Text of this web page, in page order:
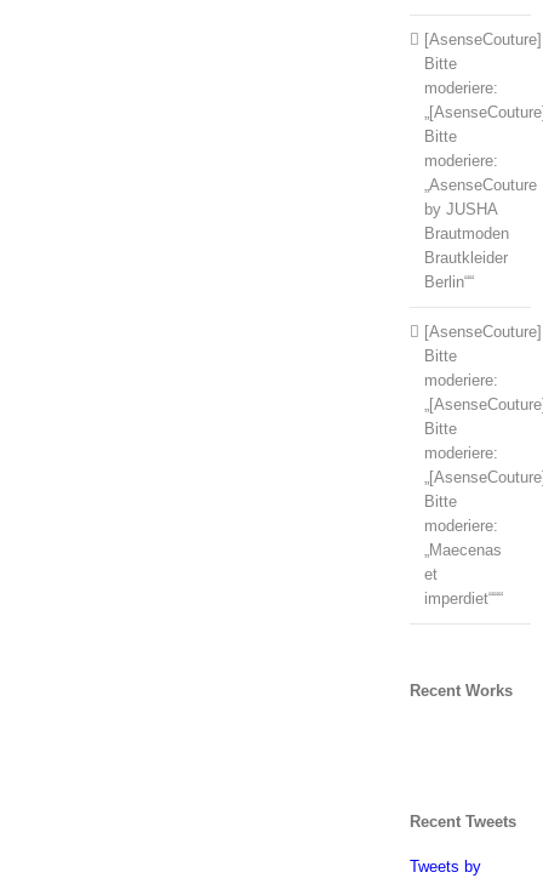
[AsenseCouture]
Bitte
moderiere:
Bitte
moderiere:
„AsenseCouture
by JUSHA
Brautmoden
Brautkleider
Berlin““
[AsenseCouture]
Bitte
moderiere:
Bitte
moderiere:
Bitte
moderiere:
„Maecenas
et
imperdiet“““
Recent Works
Recent Tweets
Tweets by